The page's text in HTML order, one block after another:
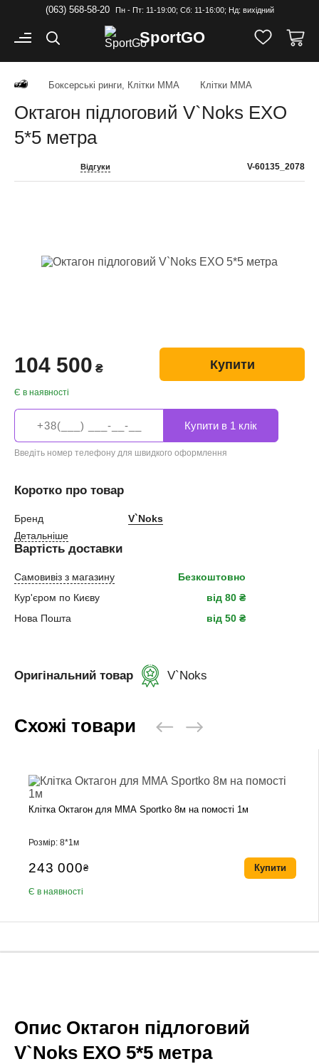
(063) 568-58-20 Пн - Пт: 11-19:00; Cб: 11-16:00; Нд: вихідний
SportGO
Боксерські ринги, Клітки ММА Клітки ММА
Октагон підлоговий V`Noks EXO
5*5 метра
Відгуки V-60135_2078
104 500 ₴
Є в наявності
Купити
Введіть номер телефону для швидкого оформлення
Коротко про товар
Бренд
V`Noks
Детальніше
Вартість доставки
Самовивіз з магазину
Безкоштовно
Кур'єром по Києву
від 80 ₴
Нова Пошта
від 50 ₴
Оригінальний товар V`Noks
Схожі товари
Клітка Октагон для ММА Sportko 8м на помості 1м
Розмір: 8*1м
243 000₴
Є в наявності
Купити
Опис Октагон підлоговий
V`Noks EXO 5*5 метра